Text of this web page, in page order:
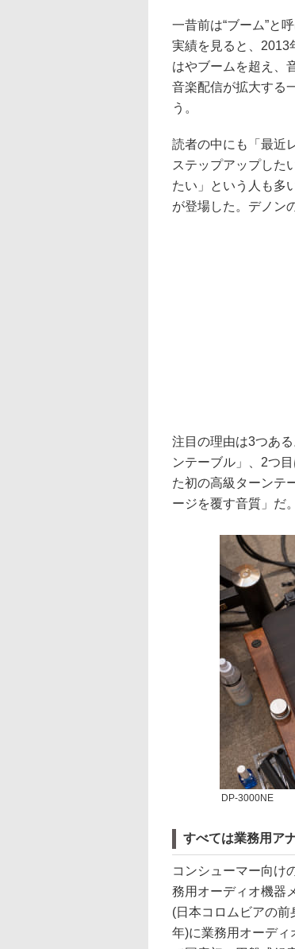
一昔前は“ブーム”と
実績を見ると、2013
はやブームを超え、
音楽配信が拡大する
う。
読者の中にも「最近
ステップアップした
たい」という人も多
が登場した。デノン
注目の理由は3つあ
ンテーブル」、2つ
た初の高級ターンテ
ージを覆す音質」だ。
DP-3000NE
すべては業務用ア
コンシューマー向け
務用オーディオ機器
(日本コロムビアの
年)に業務用オーディ